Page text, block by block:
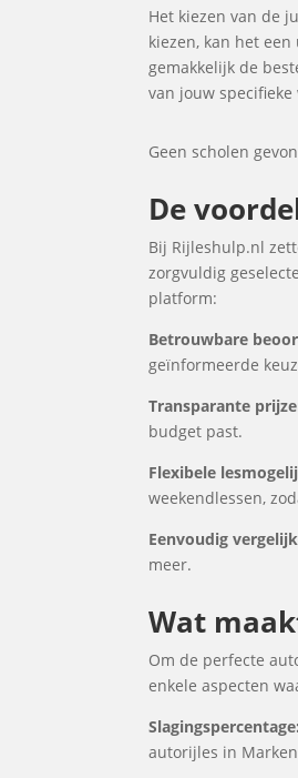
Het kiezen van de
kiezen, kan het
gemakkelijk de
van jouw
Geen scholen
De
Bij Rijleshulp.nl
zorgvuldig
platform:
Betrouwbare
geïnformeerde
Transparante
budget past.
Flexibele
weekendlessen,
Eenvoudig
meer.
Wat
Om de perfecte
enkele aspecten
Slagingspercentage:
autorijles in